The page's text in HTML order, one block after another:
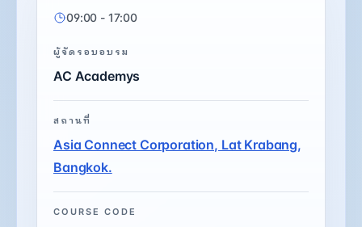
09:00 - 17:00
ผู้จัดรอบอบรม
AC Academys
สถานที่
Asia Connect Corporation, Lat Krabang,
Bangkok.
COURSE CODE